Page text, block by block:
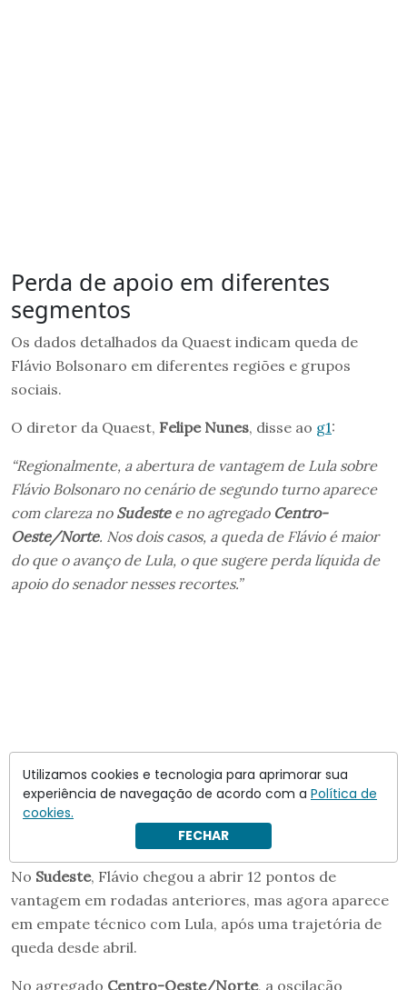
Perda de apoio em diferentes
segmentos
Os dados detalhados da Quaest indicam queda de
Flávio Bolsonaro em diferentes regiões e grupos
sociais.
O diretor da Quaest, Felipe Nunes, disse ao g1:
“Regionalmente, a abertura de vantagem de Lula sobre
Flávio Bolsonaro no cenário de segundo turno aparece
com clareza no Sudestee no agregadoCentro-
Oeste/Norte. Nos dois casos, a queda de Flávio é maior
do que o avanço de Lula, o que sugere perda líquida de
apoio do senador nesses recortes.”
No Sudeste, Flávio chegou a abrir 12 pontos de
vantagem em rodadas anteriores, mas agora aparece
em empate técnico com Lula, após uma trajetória de
queda desde abril.
No agregado Centro-Oeste/Norte, a oscilação
Utilizamos cookies e tecnologia para aprimorar sua
experiência de navegação de acordo com a Política de
cookies.
FECHAR